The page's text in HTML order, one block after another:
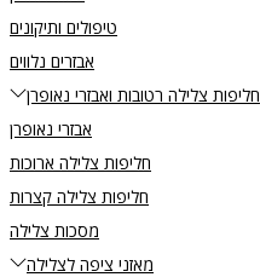
טיפולים ותיקונים
אבזרים נלווים
חליפות צלילה רטובות ואבזרי נאופרן
אבזרי נאופרן
חליפות צלילה ארוכות
חליפות צלילה קצרות
מסכות צלילה
מאזני ציפה לצלילה